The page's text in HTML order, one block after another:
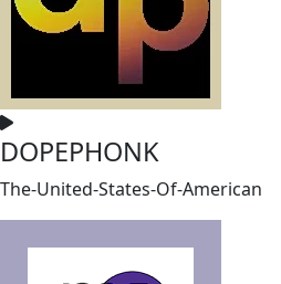
DOPEPHONK
The-United-States-Of-American